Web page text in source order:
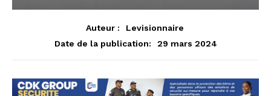
Auteur :
Levisionnaire
Date de la publication:
29 mars 2024